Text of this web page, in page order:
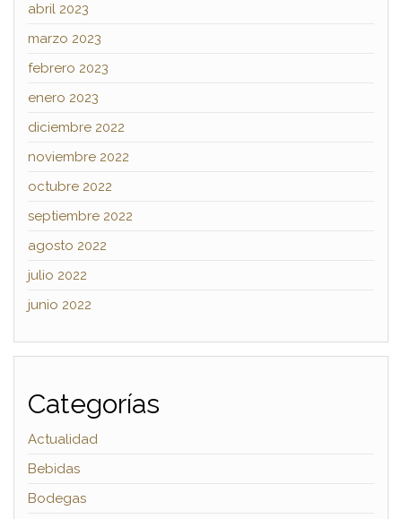
abril 2023
marzo 2023
febrero 2023
enero 2023
diciembre 2022
noviembre 2022
octubre 2022
septiembre 2022
agosto 2022
julio 2022
junio 2022
Categorías
Actualidad
Bebidas
Bodegas